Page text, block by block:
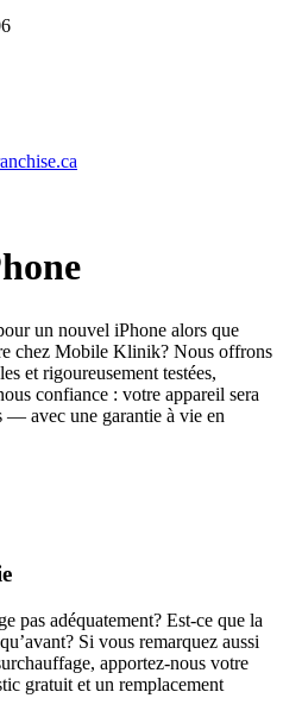
un nouvel iPhone alors que
chez Mobile Klinik? Nous offrons
et rigoureusement testées,
confiance : votre appareil sera
— avec une garantie à vie en
pas adéquatement? Est-ce que la
Si vous remarquez aussi
apportez-nous votre
gratuit et un remplacement